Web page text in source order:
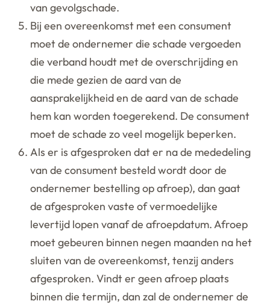
van gevolgschade.
Bij een overeenkomst met een consument
moet de ondernemer die schade vergoeden
die verband houdt met de overschrijding en
die mede gezien de aard van de
aansprakelijkheid en de aard van de schade
hem kan worden toegerekend. De consument
moet de schade zo veel mogelijk beperken.
Als er is afgesproken dat er na de mededeling
van de consument besteld wordt door de
ondernemer bestelling op afroep), dan gaat
de afgesproken vaste of vermoedelijke
levertijd lopen vanaf de afroepdatum. Afroep
moet gebeuren binnen negen maanden na het
sluiten van de overeenkomst, tenzij anders
afgesproken. Vindt er geen afroep plaats
binnen die termijn, dan zal de ondernemer de